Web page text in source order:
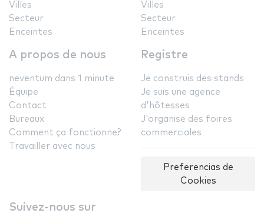
Villes
Secteur
Enceintes
Villes
Secteur
Enceintes
A propos de nous
neventum dans 1 minute
Équipe
Contact
Bureaux
Comment ça fonctionne?
Travailler avec nous
Registre
Je construis des stands
Je suis une agence
d'hôtesses
J'organise des foires
commerciales
Preferencias de
Cookies
Suivez-nous sur